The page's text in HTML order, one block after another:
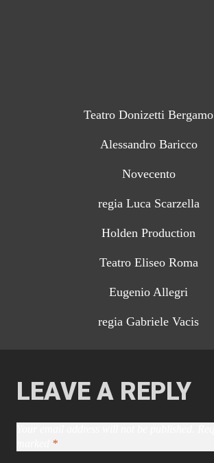
Teatro Donizetti Bergamo
Alessandro Baricco
Novecento
regia Luca Scarzella
Holden Production
Teatro Eliseo Roma
Eugenio Allegri
regia Gabriele Vacis
LEAVE A REPLY
*